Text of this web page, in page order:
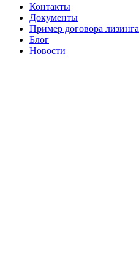
Контакты
Документы
Пример договора лизинга
Блог
Новости